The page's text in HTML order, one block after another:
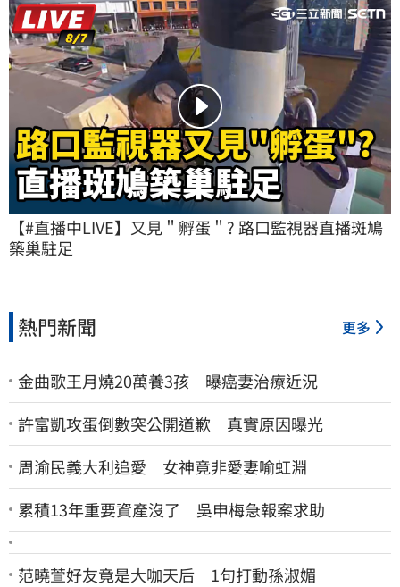
【#直播中LIVE】又見＂孵蛋＂? 路口監視器直播斑鳩
築巢駐足
熱門新聞 更多
金曲歌王月燒20萬養3孩 曝癌妻治療近況
許富凱攻蛋倒數突公開道歉 真實原因曝光
周渝民義大利追愛 女神竟非愛妻喻虹淵
累積13年重要資產沒了 吳申梅急報案求助
范曉萱好友竟是大咖天后 1句打動孫淑媚